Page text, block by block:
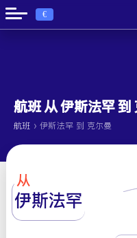
€
航班 从 伊斯法罕 到
航班 › 伊斯法罕 到 克尔曼
从
伊斯法罕